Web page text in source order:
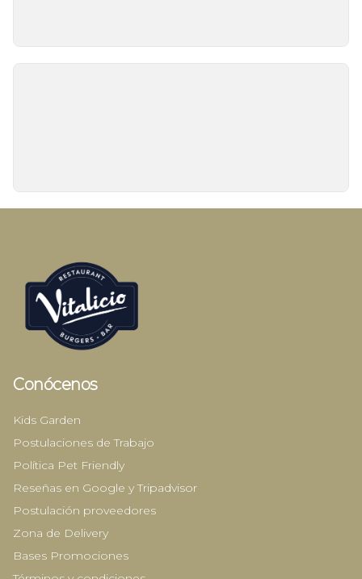
Conócenos
Kids Garden
Postulaciones de Trabajo
Política Pet Friendly
Reseñas en Google y Tripadvisor
Postulación proveedores
Zona de Delivery
Bases Promociones